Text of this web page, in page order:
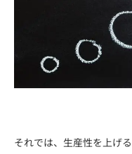
それでは、生産性を上げ